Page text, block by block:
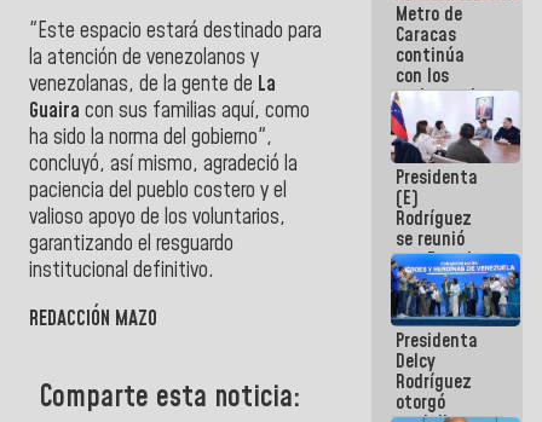
"Este espacio estará destinado para
la atención de venezolanos y
venezolanas, de la gente de La
Guaira con sus familias aquí, como
ha sido la norma del gobierno",
concluyó, así mismo, agradeció la
paciencia del pueblo costero y el
valioso apoyo de los voluntarios,
garantizando el resguardo
institucional definitivo.
REDACCIÓN MAZO
Comparte esta noticia:
Metro de
Caracas
continúa
con los
trabajos de
mantenimiento
e inspección
en la Línea 2
Presidenta
(E)
Rodríguez
se reunió
con Estado
Mayor
Eléctrico
para
abordar
planes de
acción
Presidenta
Delcy
Rodríguez
otorgó